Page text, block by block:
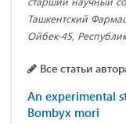
Ташкентский
Ойбек-45,
Все статьи
An experimental
Bombyx mori